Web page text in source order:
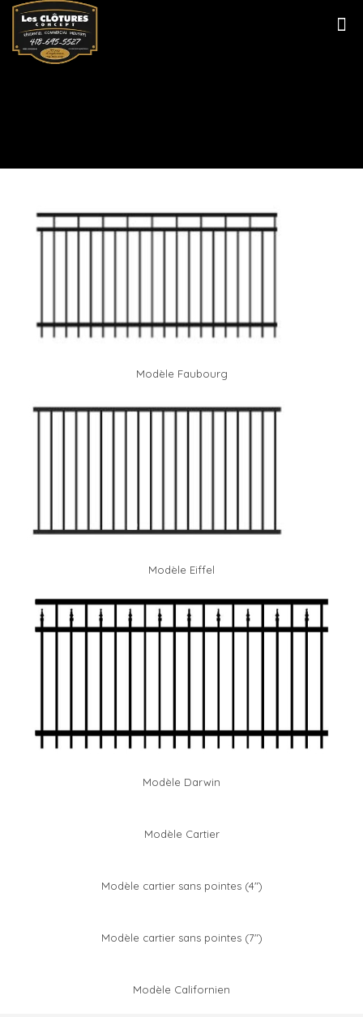
Modèle Faubourg
Modèle Eiffel
Modèle Darwin
Modèle Cartier
Modèle cartier sans pointes (4")
Modèle cartier sans pointes (7")
Modèle Californien